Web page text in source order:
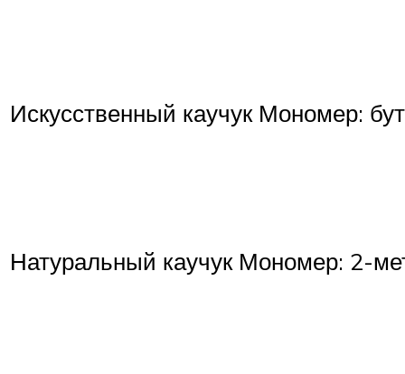
Искусственный каучук Мономер:
Натуральный каучук Мономер: 2-